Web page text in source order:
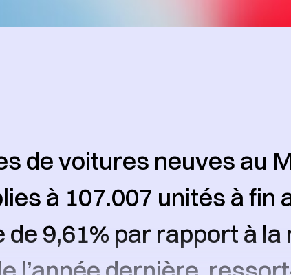
de voitures neuves au
à 107.007 unités à fin
de 9,61% par rapport à la